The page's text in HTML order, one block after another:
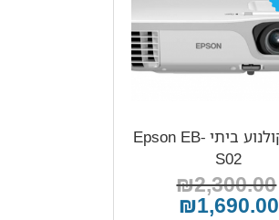
מקרן קולנוע ביתי Epson EB-
S02
₪2,300.00
₪1,690.00